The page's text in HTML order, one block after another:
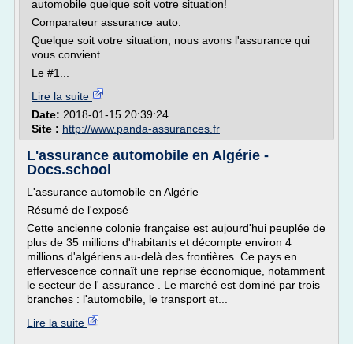
automobile quelque soit votre situation!
Comparateur assurance auto:
Quelque soit votre situation, nous avons l'assurance qui
vous convient.
Le #1...
Lire la suite
Date: 2018-01-15 20:39:24
Site : http://www.panda-assurances.fr
L'assurance automobile en Algérie -
Docs.school
L'assurance automobile en Algérie
Résumé de l'exposé
Cette ancienne colonie française est aujourd'hui peuplée de
plus de 35 millions d'habitants et décompte environ 4
millions d'algériens au-delà des frontières. Ce pays en
effervescence connaît une reprise économique, notamment
le secteur de l' assurance . Le marché est dominé par trois
branches : l'automobile, le transport et...
Lire la suite